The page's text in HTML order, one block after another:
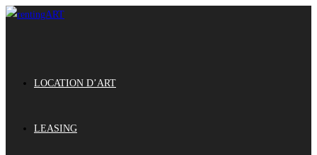
LOCATION D’ART
LEASING